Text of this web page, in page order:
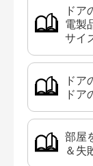
ド
電製
サイ
ドア
ドア
部屋
＆失